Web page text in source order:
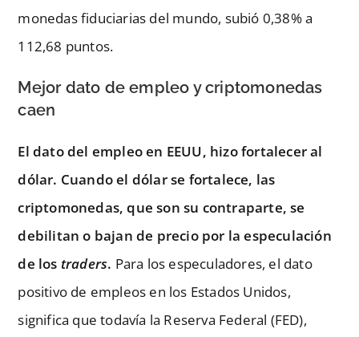
monedas fiduciarias del mundo, subió 0,38% a
112,68 puntos.
Mejor dato de empleo y criptomonedas
caen
El dato del empleo en EEUU, hizo fortalecer al
dólar. Cuando el dólar se fortalece, las
criptomonedas, que son su contraparte, se
debilitan o bajan de precio por la especulación
de los traders. Para los especuladores, el dato
positivo de empleos en los Estados Unidos,
significa que todavía la Reserva Federal (FED),